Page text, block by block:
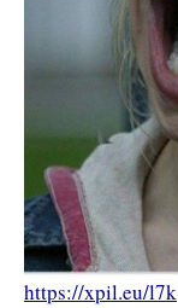
https://xpil.eu/l7k